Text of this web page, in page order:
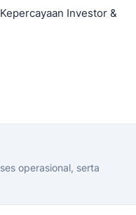
Investor &
operasional, serta